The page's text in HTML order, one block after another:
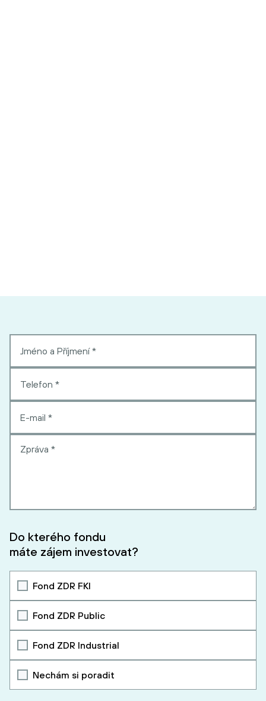
Do kterého fondu
máte zájem investovat?
Fond ZDR FKI
Fond ZDR Public
Fond ZDR Industrial
Nechám si poradit